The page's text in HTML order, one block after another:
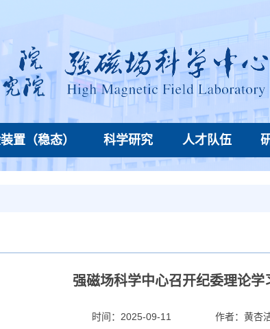
置（稳态） 科学研究 人才队伍
强磁场科学中心召开纪委理论学
时间：2025-09-11 作者： 黄杏